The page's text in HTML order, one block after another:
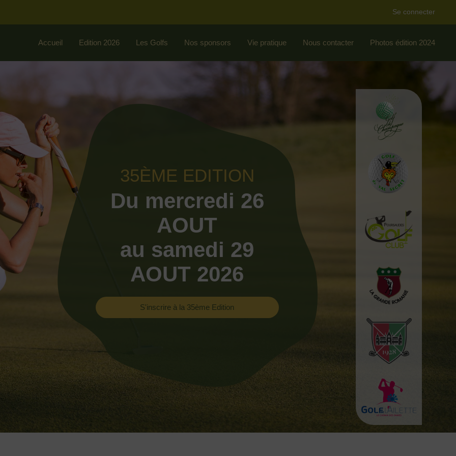
Se connecter
Accueil Edition 2026 Les Golfs Nos sponsors Vie pratique Nous contacter Photos édition 2024
35ÈME EDITION
Du mercredi 26
AOUT
au samedi 29
AOUT 2026
S'inscrire à la 35ème Edition